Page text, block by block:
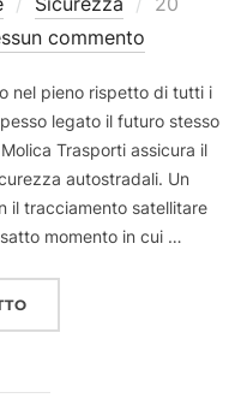
commento
nel pieno rispetto di tutti i
legato il futuro stesso
Trasporti assicura il
autostradali. Un
il tracciamento satellitare
momento in cui …
“TRASPORTO MERCE